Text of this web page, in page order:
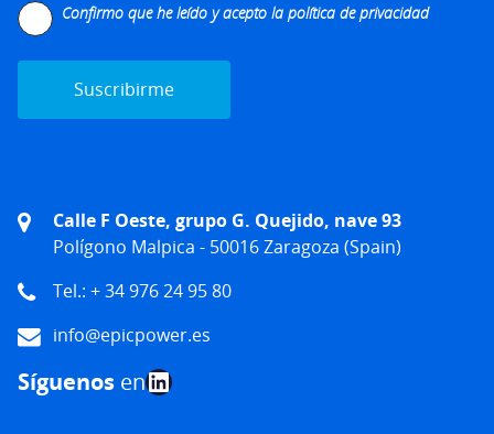
Confirmo que he leído y acepto la política de privacidad
Calle F Oeste, grupo G. Quejido, nave 93
Polígono Malpica - 50016 Zaragoza (Spain)
Tel.: + 34 976 24 95 80
info@epicpower.es
Síguenos enLinkedIn